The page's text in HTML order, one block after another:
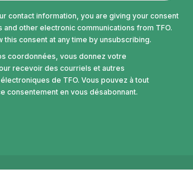
contact information, you are giving your consent
and other electronic communications from TFO.
this consent at any time by unsubscribing.
coordonnées, vous donnez votre
recevoir des courriels et autres
de TFO. Vous pouvez à tout
consentement en vous désabonnant.